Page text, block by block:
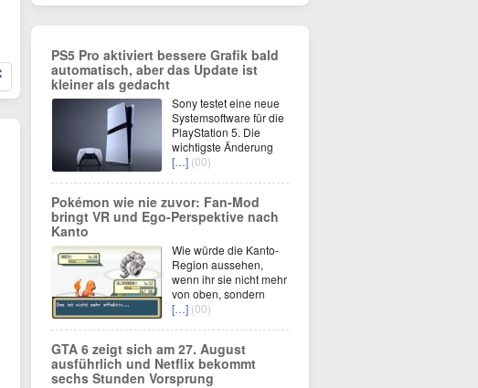
PS5 Pro aktiviert bessere Grafik bald
automatisch, aber das Update ist
kleiner als gedacht
Sony testet eine neue
Systemsoftware für die
PlayStation 5. Die
wichtigste Änderung
[…] (00)
Pokémon wie nie zuvor: Fan-Mod
bringt VR und Ego-Perspektive nach
Kanto
Wie würde die Kanto-
Region aussehen,
wenn ihr sie nicht mehr
von oben, sondern
[…] (00)
GTA 6 zeigt sich am 27. August
ausführlich und Netflix bekommt
sechs Stunden Vorsprung